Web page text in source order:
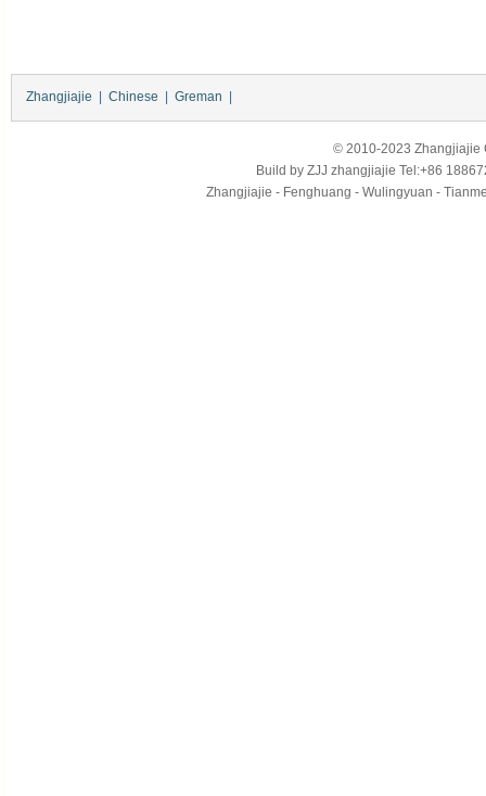
Zhangjiajie Chinese Greman
© 2010-2023 Zhangjiajie
Build by ZJJ zhangjiajie Tel:+86
Zhangjiajie - Fenghuang - Wulingyuan -